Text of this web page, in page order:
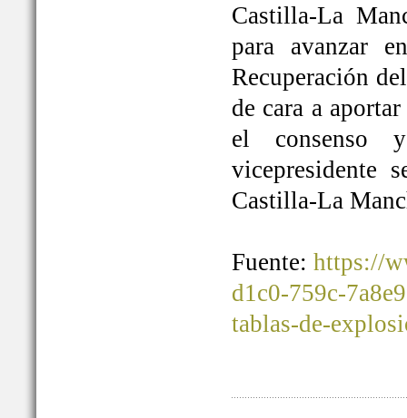
Castilla-La
para avanzar
Recuperación
de cara a
el consenso
vicepresidente
Castilla-La
Fuente: https://
d1c0-759c-
tablas-de-